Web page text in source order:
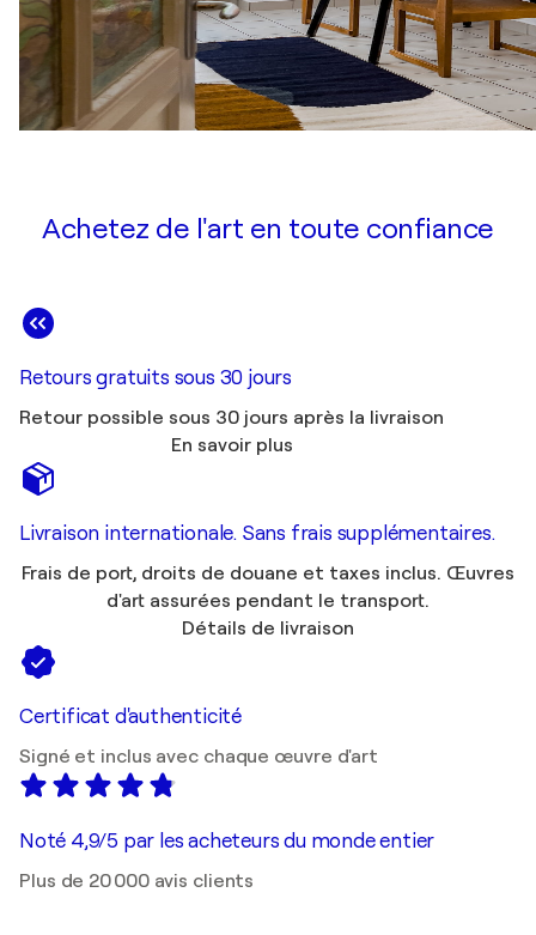
Achetez de l'art en toute confiance
Retours gratuits sous 30 jours
Retour possible sous 30 jours après la livraison
En savoir plus
Livraison internationale. Sans frais supplémentaires.
Frais de port, droits de douane et taxes inclus. Œuvres
d'art assurées pendant le transport.
Détails de livraison
Certificat d'authenticité
Signé et inclus avec chaque œuvre d'art
Noté 4,9/5 par les acheteurs du monde entier
Plus de 20 000 avis clients